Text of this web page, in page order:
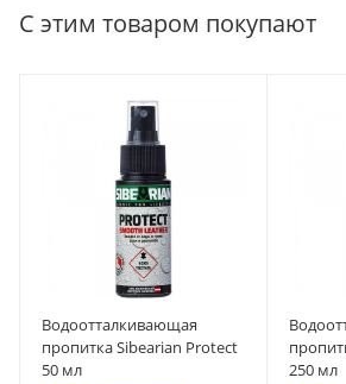
С этим товаром покупают
Водоотталкивающая
пропитка Sibearian Protect
50 мл
250 мл